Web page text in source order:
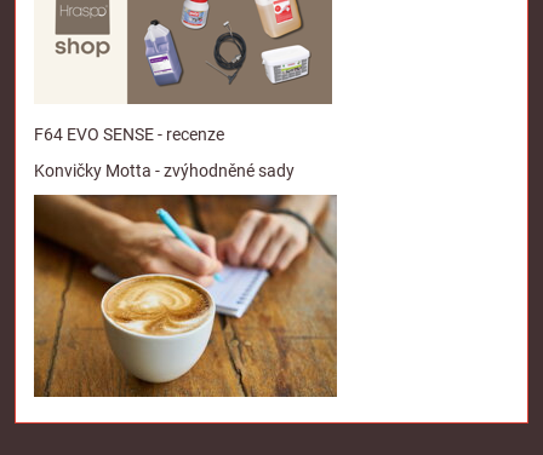
F64 EVO SENSE - recenze
Konvičky Motta - zvýhodněné sady